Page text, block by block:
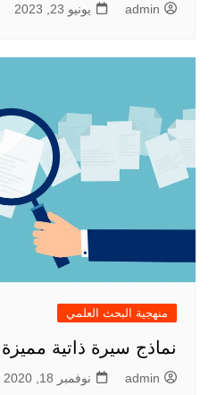
admin يونيو 23, 2023
منهجية البحث العلمي
نماذج سيرة ذاتية
admin نوفمبر 18, 2020